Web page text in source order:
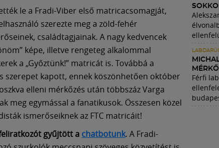
le a Fradi-Viber első matricacsomagját,
szerezte meg a zöld-fehér
családtagjainak. A nagy kedvencek
képe, illetve rengeteg alkalommal
a „Győztünk!” matricát is. Továbbá a
szerepet kapott, ennek köszönhetően október
elleni mérkőzés után többszáz Varga
meg egymással a fanatikusok. Összesen közel
ismerőseiknek az FTC matricáit!
gyűjtött a chatbotunk. A Fradi-
Férfi